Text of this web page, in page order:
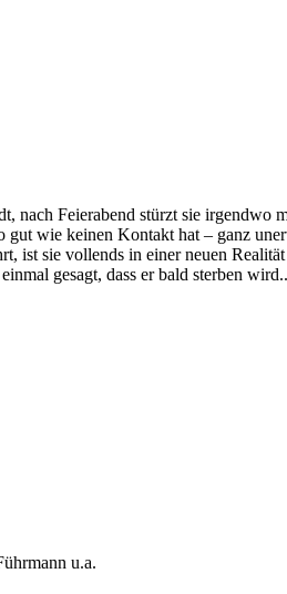
nach Feierabend stürzt sie
wie keinen Kontakt hat – ganz
ist sie vollends in einer neuen
gesagt, dass er bald sterben
u.a.